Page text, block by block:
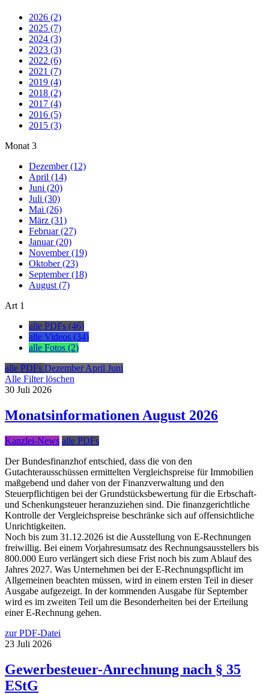
2026 (2)
2025 (7)
2024 (3)
2023 (3)
2022 (6)
2021 (7)
2019 (4)
2018 (2)
2017 (4)
2016 (5)
2015 (3)
Monat 3
Dezember (12)
April (14)
Juni (20)
Juli (30)
Mai (26)
März (31)
Februar (27)
Januar (20)
November (19)
Oktober (23)
September (18)
August (7)
Art 1
alle PDFs (46)
alle Videos (34)
alle Fotos (2)
alle PDFs DezemberApril Juni
Alle Filter löschen
30 Juli 2026
Monatsinformationen August 2026
Kanzlei-News alle PDFs
Der Bundesfinanzhof entschied, dass die von den
Gutachterausschüssen ermittelten Vergleichspreise für Immobilien
maßgebend und daher von der Finanzverwaltung und den
Steuerpflichtigen bei der Grundstücksbewertung für die Erbschaft-
und Schenkungsteuer heranzuziehen sind. Die finanzgerichtliche
Kontrolle der Vergleichspreise beschränke sich auf offensichtliche
Unrichtigkeiten.
Noch bis zum 31.12.2026 ist die Ausstellung von E-Rechnungen
freiwillig. Bei einem Vorjahresumsatz des Rechnungsausstellers bis
800.000 Euro verlängert sich diese Frist noch bis zum Ablauf des
Jahres 2027. Was Unternehmen bei der E-Rechnungspflicht im
Allgemeinen beachten müssen, wird in einem ersten Teil in dieser
Ausgabe aufgezeigt. In der kommenden Ausgabe für September
wird es im zweiten Teil um die Besonderheiten bei der Erteilung
einer E-Rechnung gehen.
zur PDF-Datei
23 Juli 2026
Gewerbesteuer-Anrechnung nach § 35
EStG